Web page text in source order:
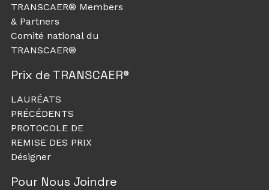
TRANSCAER® Members
& Partners
Comité national du
TRANSCAER®
Prix de TRANSCAER®
LAURÉATS
PRÉCÉDENTS
PROTOCOLE DE
REMISE DES PRIX
Désigner
Pour Nous Joindre